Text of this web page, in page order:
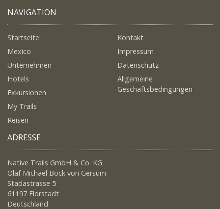
NAVIGATION
Startseite
Mexico
Unternehmen
Hotels
Exkursionen
My Trails
Reisen
Kontakt
Impressum
Datenschutz
Allgemeine
Geschäftsbedingungen
ADRESSE
Native Trails GmbH & Co. KG
Olaf Michael Bock von Gersum
Stadastrasse 5
61197 Florstadt
Deutschland